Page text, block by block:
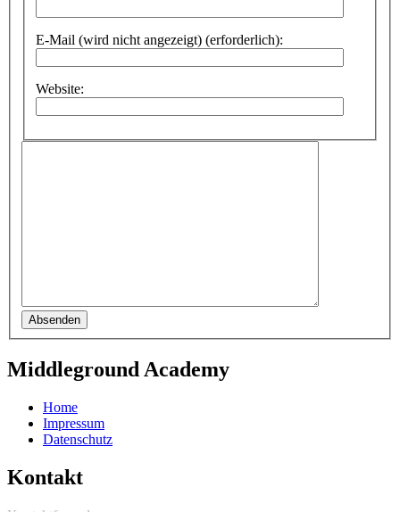
E-Mail (wird nicht angezeigt) (erforderlich):
Website:
Absenden
Middleground Academy
Home
Impressum
Datenschutz
Kontakt